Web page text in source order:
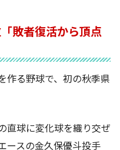
敗者復活から頂点
作る野球で、初の秋季県
直球に変化球を織り交ぜ
ースの金久保優斗投手